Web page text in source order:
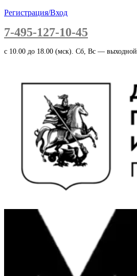
Регистрация/Вход
7-495-127-10-45
c 10.00 до 18.00 (мск). Сб, Вс — выходной